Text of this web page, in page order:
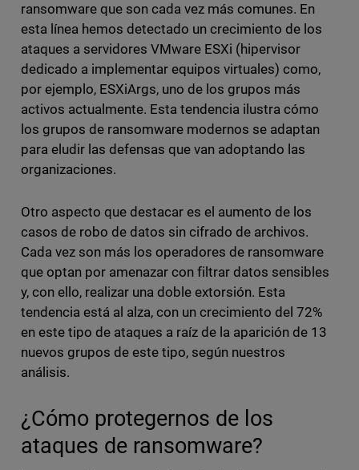
ransomware que son cada vez más comunes. En
esta línea hemos detectado un crecimiento de los
ataques a servidores VMware ESXi (hipervisor
dedicado a implementar equipos virtuales) como,
por ejemplo, ESXiArgs, uno de los grupos más
activos actualmente. Esta tendencia ilustra cómo
los grupos de ransomware modernos se adaptan
para eludir las defensas que van adoptando las
organizaciones.
Otro aspecto que destacar es el aumento de los
casos de robo de datos sin cifrado de archivos.
Cada vez son más los operadores de ransomware
que optan por amenazar con filtrar datos sensibles
y, con ello, realizar una doble extorsión. Esta
tendencia está al alza, con un crecimiento del 72%
en este tipo de ataques a raíz de la aparición de 13
nuevos grupos de este tipo, según nuestros
análisis.
¿Cómo protegernos de los
ataques de ransomware?